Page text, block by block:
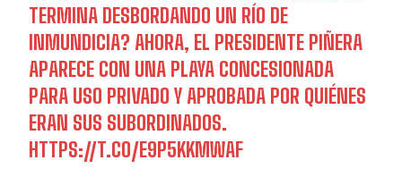
TERMINA DESBORDANDO UN RÍO DE
INMUNDICIA? AHORA, EL PRESIDENTE PIÑERA
APARECE CON UNA PLAYA CONCESIONADA
PARA USO PRIVADO Y APROBADA POR QUIÉNES
ERAN SUS SUBORDINADOS.
HTTPS://T.CO/E9P5KKMWAF